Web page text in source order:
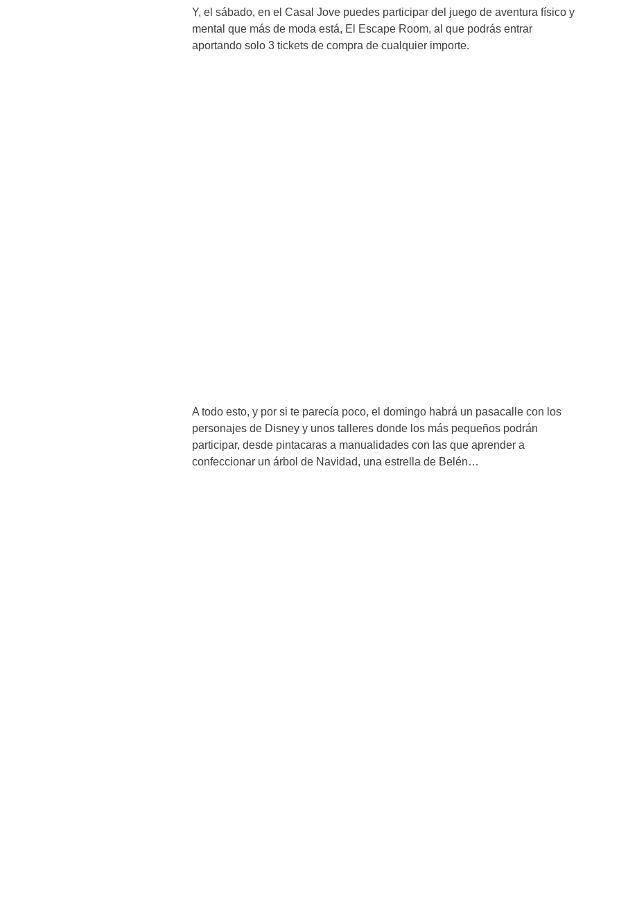
Y, el sábado, en el Casal Jove puedes participar del juego de aventura físico y
mental que más de moda está, El Escape Room, al que podrás entrar
aportando solo 3 tickets de compra de cualquier importe.
A todo esto, y por si te parecía poco, el domingo habrá un pasacalle con los
personajes de Disney y unos talleres donde los más pequeños podrán
participar, desde pintacaras a manualidades con las que aprender a
confeccionar un árbol de Navidad, una estrella de Belén…